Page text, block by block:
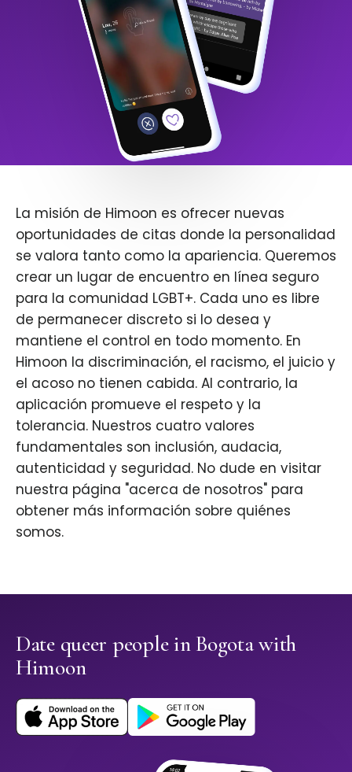
La misión de Himoon es ofrecer nuevas
oportunidades de citas donde la personalidad
se valora tanto como la apariencia. Queremos
crear un lugar de encuentro en línea seguro
para la comunidad LGBT+. Cada uno es libre
de permanecer discreto si lo desea y
mantiene el control en todo momento. En
Himoon la discriminación, el racismo, el juicio y
el acoso no tienen cabida. Al contrario, la
aplicación promueve el respeto y la
tolerancia. Nuestros cuatro valores
fundamentales son inclusión, audacia,
autenticidad y seguridad. No dude en visitar
nuestra página "acerca de nosotros" para
obtener más información sobre quiénes
somos.
Date queer people in Bogota with
Himoon